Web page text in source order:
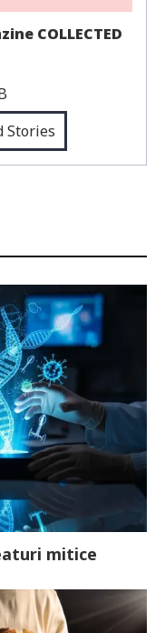
COLLECTED
Stories
mitice